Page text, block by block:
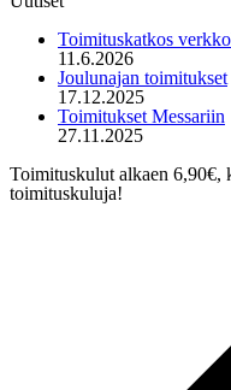
opens
new
window
Toimituskatkos
11.6.2026
Joulunajan toimitukset
17.12.2025
Toimitukset Messariin
27.11.2025
Toimituskulut alkaen
toimituskuluja!